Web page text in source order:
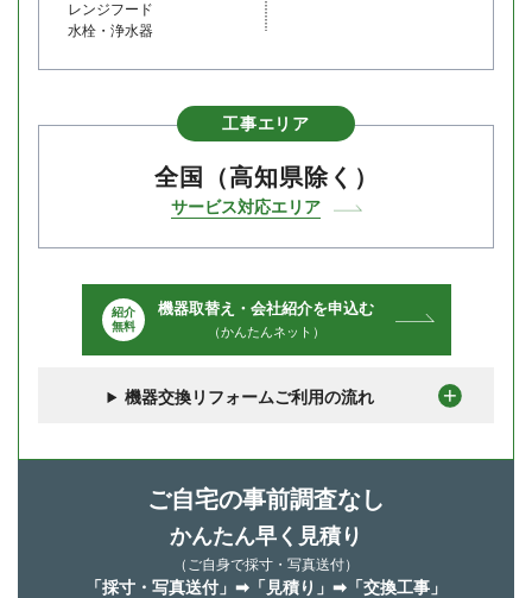
レンジフード
水栓・浄水器
全国（高知県除く）
サービス対応エリア
工事エリア
機器取替え・会社紹介を申込む
（かんたんネット）
機器交換リフォームご利用の流れ
ご自宅の事前調査なし
かんたん早く見積り
（ご自身で採寸・写真送付）
「採寸・写真送付」➡「見積り」➡「交換工事」